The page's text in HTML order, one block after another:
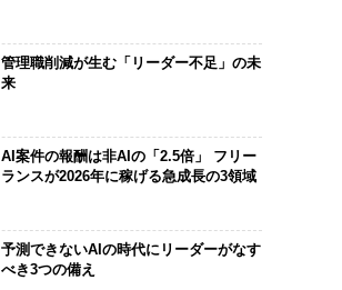
管理職削減が生む「リーダー不足」の未
来
AI案件の報酬は非AIの「2.5倍」 フリー
ランスが2026年に稼げる急成長の3領域
予測できないAIの時代にリーダーがなす
べき3つの備え